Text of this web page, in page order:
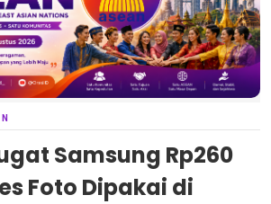
Samsung Rp260
Foto Dipakai di